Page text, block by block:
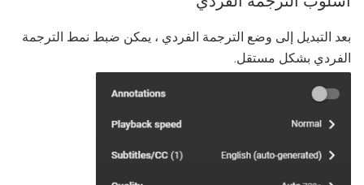
بعد التبديل إلى وضع الترجمة الفردي ، يمكن ضبط نمط الترجمة
الفردي بشكل مستقل.